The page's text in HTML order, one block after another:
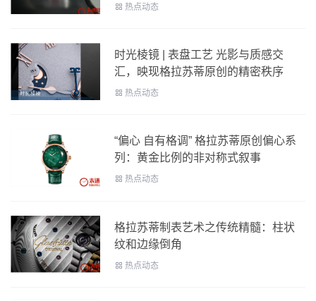
热点动态
时光棱镜 | 表盘工艺 光影与质感交
汇，映现格拉苏蒂原创的精密秩序
热点动态
“偏心 自有格调” 格拉苏蒂原创偏心系
列：黄金比例的非对称式叙事
热点动态
格拉苏蒂制表艺术之传统精髓：柱状
纹和边缘倒角
热点动态